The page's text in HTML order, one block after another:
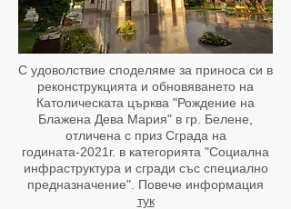
С удоволствие споделяме за приноса си в
реконструкцията и обновяването на
Католическата църква "Рождение на
Блажена Дева Мария" в гр. Белене,
отличена с приз Сграда на
годината-2021г. в категорията "Социална
инфраструктура и сгради със специално
предназначение". Повече информация
тук